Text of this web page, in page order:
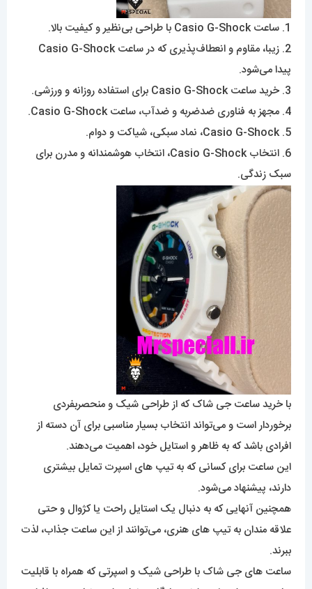
1. ساعت Casio G-Shock با طراحی بی‌نظیر و کیفیت بالا.
2. زیبا، مقاوم و انعطاف‌پذیری که در ساعت Casio G-Shock
پیدا می‌شود.
3. خرید ساعت Casio G-Shock برای استفاده روزانه و ورزشی.
4. مجهز به فناوری ضدضربه و ضدآب، ساعت Casio G-Shock.
5. Casio G-Shock، نماد سبکی، شیاکت و دوام.
6. انتخاب Casio G-Shock، انتخاب هوشمندانه و مدرن برای
سبک زندگی.
با خرید ساعت جی شاک‌ که از طراحی شیک و منحصربفردی
برخوردار است و می‌تواند انتخاب بسیار مناسبی برای آن دسته از
افرادی باشد که به ظاهر و استایل خود، اهمیت می‌دهند.
این ساعت برای کسانی که به تیپ های اسپرت تمایل بیشتری
دارند، پیشنهاد می‌شود.
همچنین آنهایی که به دنبال یک استایل راحت یا کژوال و حتی
علاقه مندان به تیپ های هنری، می‌توانند از این ساعت جذاب، لذت
ببرند.
ساعت های جی شاک با طراحی شیک و اسپرتی که همراه با قابلیت